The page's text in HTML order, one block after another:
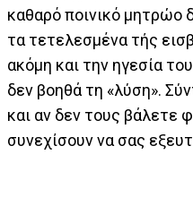
καθαρό ποινικό μητρώο
τα τετελεσμένα τής
ακόμη και την ηγεσία
δεν βοηθά τη «λύση».
και αν δεν τους βάλετε
συνεχίσουν να σας